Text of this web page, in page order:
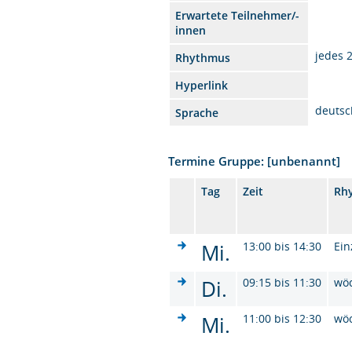
Erwartete Teilnehmer/-
innen
Rhythmus
jedes
Hyperlink
Sprache
Termine Gruppe: [unbenannt]
Tag Zeit
Mi. 13:00 bis 14:30
Di. 09:15 bis 11:30
Mi. 11:00 bis 12:30